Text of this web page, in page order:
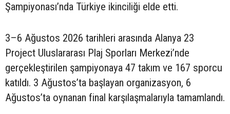
Şampiyonası’nda Türkiye ikinciliği elde etti.
3–6 Ağustos 2026 tarihleri arasında Alanya 23
Project Uluslararası Plaj Sporları Merkezi’nde
gerçekleştirilen şampiyonaya 47 takım ve 167 sporcu
katıldı. 3 Ağustos’ta başlayan organizasyon, 6
Ağustos’ta oynanan final karşılaşmalarıyla tamamlandı.